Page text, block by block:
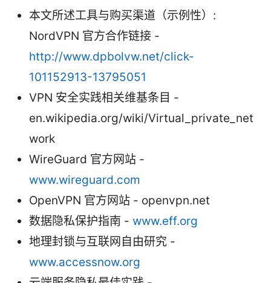
本文所述工具与购买渠道（示例性）:
NordVPN 官方合作链接 -
http://www.dpbolvw.net/click-
101152913-13795051
VPN 安全实践相关维基条目 -
en.wikipedia.org/wiki/Virtual_private_net
work
WireGuard 官方网站 -
www.wireguard.com
OpenVPN 官方网站 - openvpn.net
数据隐私保护指南 - www.eff.org
地理封锁与互联网自由研究 -
www.accessnow.org